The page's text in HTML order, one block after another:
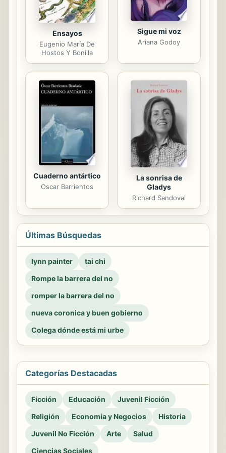
Ensayos
Eugenio María De
Hostos Y Bonilla
Sigue mi voz
Ariana Godoy
Cuaderno antártico
Oscar Barrientos
La sonrisa de
Gladys
Richard Sandoval
Últimas Búsquedas
lynn painter
tai chi
Rompe la barrera del no
romper la barrera del no
nueva coronica y buen gobierno
Colega dónde está mi urbe
Categorías Destacadas
Ficción Educación
Juvenil Ficción
Religión
Economía y Negocios
Historia
Juvenil No Ficción
Arte
Salud
Ciencias Sociales